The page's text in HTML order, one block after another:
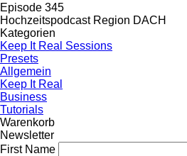
Episode 345
Hochzeitspodcast Region DACH
Kategorien
Keep It Real Sessions
Presets
Allgemein
Keep It Real
Business
Tutorials
Warenkorb
Newsletter
First Name